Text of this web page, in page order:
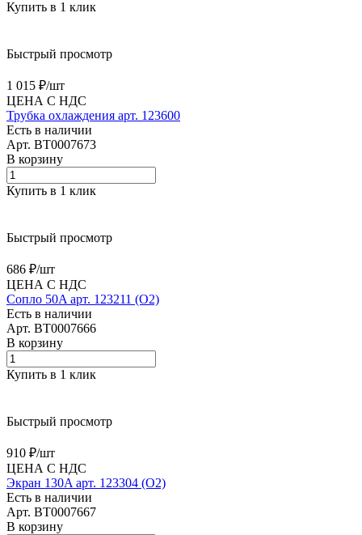
Купить в 1 клик
Быстрый просмотр
1 015 ₽/шт
ЦЕНА С НДС
Трубка охлаждения арт. 123600
Есть в наличии
Арт. BT0007673
В корзину
Купить в 1 клик
Быстрый просмотр
686 ₽/шт
ЦЕНА С НДС
Сопло 50A арт. 123211 (O2)
Есть в наличии
Арт. BT0007666
В корзину
Купить в 1 клик
Быстрый просмотр
910 ₽/шт
ЦЕНА С НДС
Экран 130A арт. 123304 (O2)
Есть в наличии
Арт. BT0007667
В корзину